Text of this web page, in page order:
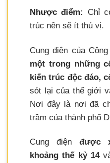
Nhược điểm:
Chỉ
trúc nên sẽ ít thú vị.
Cung điện của
một trong những
kiến trúc độc đáo,
sót lại của thế giới
Nơi đây là nơi đã
trầm của thành phố
Cung điện được
khoảng thế kỷ 14